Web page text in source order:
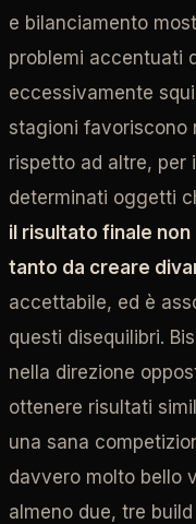
e bilanciamento
problemi accentuati
eccessivamente
stagioni favoriscono
rispetto ad altre, per
determinati oggetti
il risultato finale
tanto da creare
accettabile, ed è
questi disequilibri.
nella direzione
ottenere risultati
una sana
davvero molto bello
almeno due, tre